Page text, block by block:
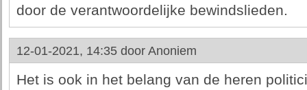
door de verantwoordelijke bewindslieden.
12-01-2021, 14:35 door Anoniem
Het is ook in het belang van de heren